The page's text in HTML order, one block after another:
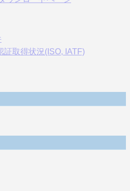
証取得状況(ISO, IATF)